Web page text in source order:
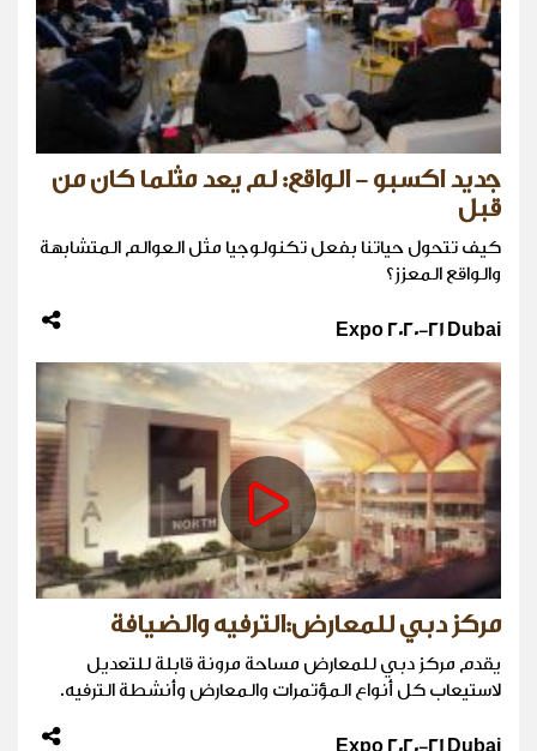
جديد اكسبو - الواقع: لم يعد مثلما كان من
قبل
كيف تتحول حياتنا بفعل تكنولوجيا مثل العوالم المتشابهة
والواقع المعزز؟
Expo 2020-21 Dubai
مركز دبي للمعارض:الترفيه والضيافة
يقدم مركز دبي للمعارض مساحة مرونة قابلة للتعديل
لاستيعاب كل أنواع المؤتمرات والمعارض وأنشطة الترفيه.
Expo 2020-21 Dubai